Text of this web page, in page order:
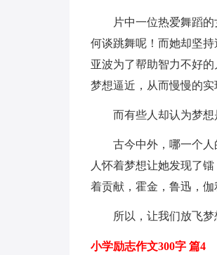
片中一位热爱舞蹈
何谈跳舞呢！而她却坚
亚波为了帮助智力不好
梦想逼近，从而慢慢的实
而有些人却认为梦想
古今中外，哪一个
人怀着梦想让她发现了
着贡献，霍金，鲁迅，
所以，让我们放飞
小学励志作文300字 篇4